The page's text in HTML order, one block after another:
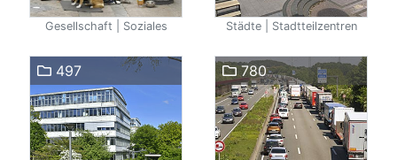
Gesellschaft | Soziales Städte | Stadtteilzentren
497 780